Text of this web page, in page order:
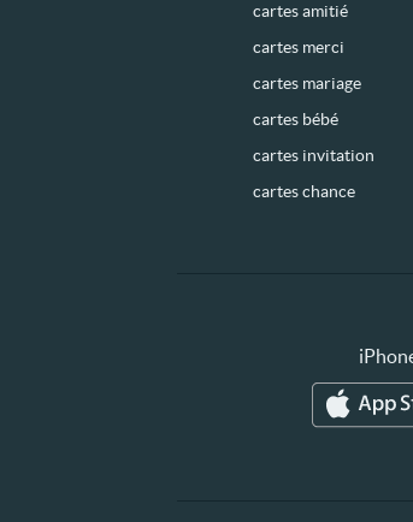
cartes amitié
cartes merci
cartes mariage
cartes bébé
cartes invitation
cartes chance